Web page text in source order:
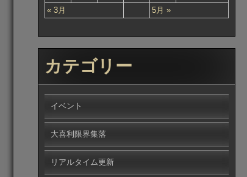
« 3月 5月 »
カテゴリー
イベント
大喜利限界集落
リアルタイム更新